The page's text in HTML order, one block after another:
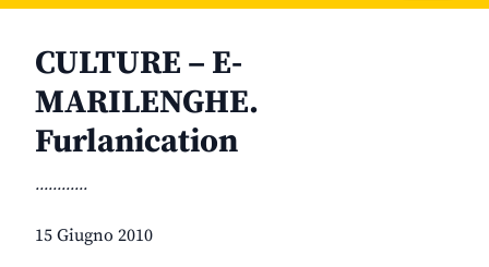
CULTURE – E-
MARILENGHE.
Furlanication
............
15 Giugno 2010